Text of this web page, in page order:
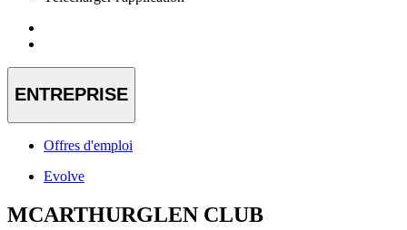
ENTREPRISE
Offres d'emploi
Evolve
MCARTHURGLEN CLUB